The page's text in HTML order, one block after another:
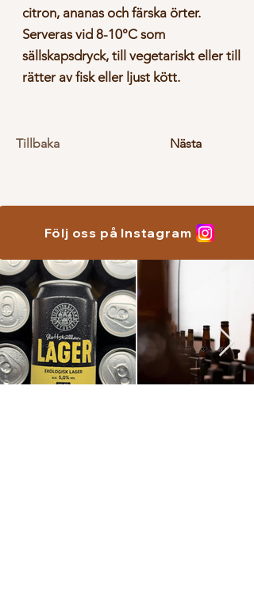
citron, ananas och färska örter.
Serveras vid 8-10°C som
sällskapsdryck, till vegetariskt eller till
rätter av fisk eller ljust kött.
Tillbaka Nästa
Följ oss på Instagram